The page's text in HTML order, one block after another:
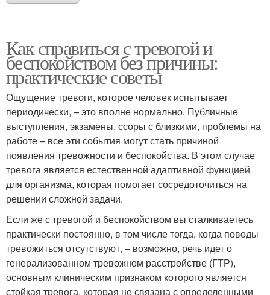
Как справиться с тревогой и
беспокойством без причины:
практические советы
Ощущение тревоги, которое человек испытывает
периодически, – это вполне нормально. Публичные
выступления, экзамены, ссоры с близкими, проблемы на
работе – все эти события могут стать причиной
появления тревожности и беспокойства. В этом случае
тревога является естественной адаптивной функцией
для организма, которая помогает сосредоточиться на
решении сложной задачи.
Если же с тревогой и беспокойством вы сталкиваетесь
практически постоянно, в том числе тогда, когда поводы
тревожиться отсутствуют, – возможно, речь идет о
генерализованном тревожном расстройстве (ГТР),
основным клиническим признаком которого является
стойкая тревога, которая не связана с определенными